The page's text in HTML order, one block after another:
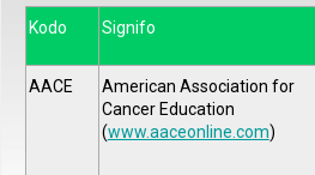
Kodo Signifo
AACE
American Association for
Cancer Education
(www.aaceonline.com)